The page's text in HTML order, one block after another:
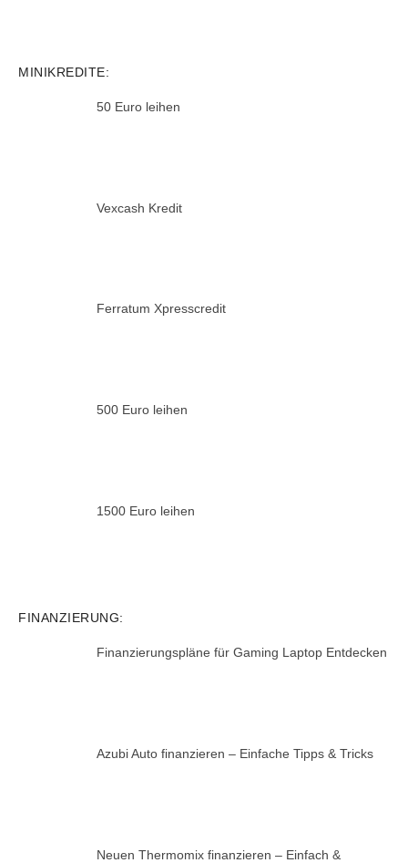
MINIKREDITE:
50 Euro leihen
Vexcash Kredit
Ferratum Xpresscredit
500 Euro leihen
1500 Euro leihen
FINANZIERUNG:
Finanzierungspläne für Gaming Laptop Entdecken
Azubi Auto finanzieren – Einfache Tipps & Tricks
Neuen Thermomix finanzieren – Einfach &